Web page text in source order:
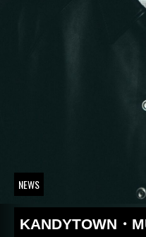
NEWS
KANDYTOWN・